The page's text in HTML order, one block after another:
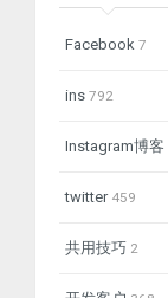
Facebook 7
ins 792
Instagram博客
twitter459
共用技巧 2